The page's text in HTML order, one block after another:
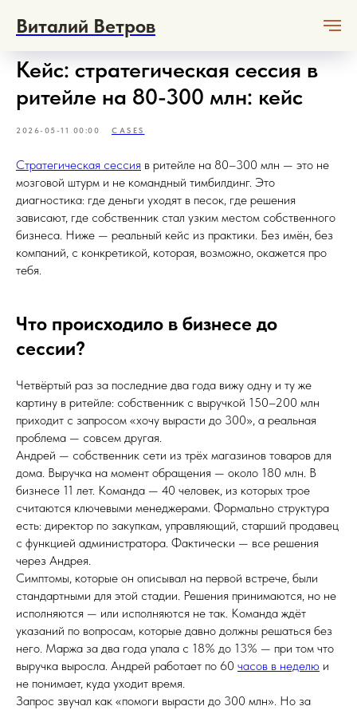
Виталий Ветров
Кейс: стратегическая сессия в
ритейле на 80-300 млн: кейс
2026-05-11 00:00 CASES
Стратегическая сессия в ритейле на 80–300 млн — это не
мозговой штурм и не командный тимбилдинг. Это
диагностика: где деньги уходят в песок, где решения
зависают, где собственник стал узким местом собственного
бизнеса. Ниже — реальный кейс из практики. Без имён, без
компаний, с конкретикой, которая, возможно, окажется про
тебя.
Что происходило в бизнесе до
сессии?
Четвёртый раз за последние два года вижу одну и ту же
картину в ритейле: собственник с выручкой 150–200 млн
приходит с запросом «хочу вырасти до 300», а реальная
проблема — совсем другая.
Андрей — собственник сети из трёх магазинов товаров для
дома. Выручка на момент обращения — около 180 млн. В
бизнесе 11 лет. Команда — 40 человек, из которых трое
считаются ключевыми менеджерами. Формально структура
есть: директор по закупкам, управляющий, старший продавец
с функцией администратора. Фактически — все решения
через Андрея.
Симптомы, которые он описывал на первой встрече, были
стандартными для этой стадии. Решения принимаются, но не
исполняются — или исполняются не так. Команда ждёт
указаний по вопросам, которые давно должны решаться без
него. Маржа за два года упала с 18% до 13% — при том что
выручка выросла. Андрей работает по 60 часов в неделю и
не понимает, куда уходит время.
Запрос звучал как «помоги вырасти до 300 млн». Но за